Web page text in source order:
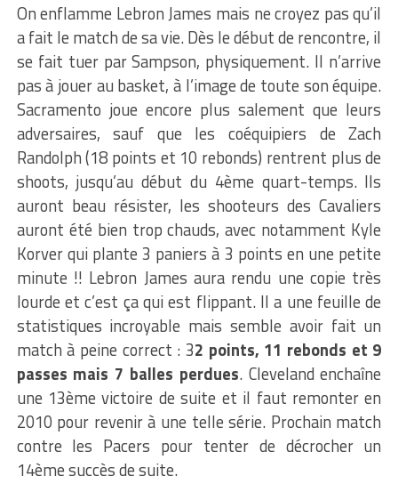
On enflamme Lebron James mais ne croyez pas qu’il
a fait le match de sa vie. Dès le début de rencontre, il
se fait tuer par Sampson, physiquement. Il n’arrive
pas à jouer au basket, à l’image de toute son équipe.
Sacramento joue encore plus salement que leurs
adversaires, sauf que les coéquipiers de Zach
Randolph (18 points et 10 rebonds) rentrent plus de
shoots, jusqu’au début du 4ème quart-temps. Ils
auront beau résister, les shooteurs des Cavaliers
auront été bien trop chauds, avec notamment Kyle
Korver qui plante 3 paniers à 3 points en une petite
minute !! Lebron James aura rendu une copie très
lourde et c’est ça qui est flippant. Il a une feuille de
statistiques incroyable mais semble avoir fait un
match à peine correct : 32 points, 11 rebonds et 9
passes mais 7 balles perdues. Cleveland enchaîne
une 13ème victoire de suite et il faut remonter en
2010 pour revenir à une telle série. Prochain match
contre les Pacers pour tenter de décrocher un
14ème succès de suite.